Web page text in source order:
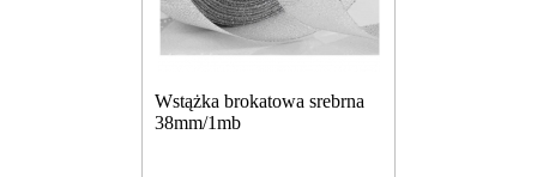
Wstążka brokatowa srebrna
38mm/1mb